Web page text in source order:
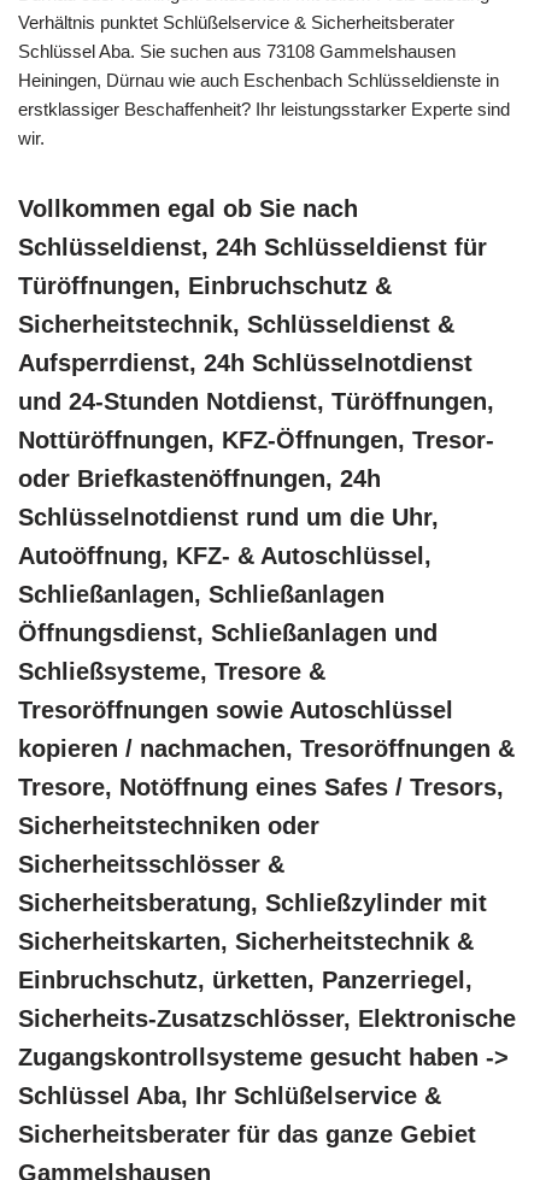
Verhältnis punktet Schlüßelservice & Sicherheitsberater
Schlüssel Aba. Sie suchen aus 73108 Gammelshausen
Heiningen, Dürnau wie auch Eschenbach Schlüsseldienste in
erstklassiger Beschaffenheit? Ihr leistungsstarker Experte sind
wir.
Vollkommen egal ob Sie nach
Schlüsseldienst, 24h Schlüsseldienst für
Türöffnungen, Einbruchschutz &
Sicherheitstechnik, Schlüsseldienst &
Aufsperrdienst, 24h Schlüsselnotdienst
und 24-Stunden Notdienst, Türöffnungen,
Nottüröffnungen, KFZ-Öffnungen, Tresor-
oder Briefkastenöffnungen, 24h
Schlüsselnotdienst rund um die Uhr,
Autoöffnung, KFZ- & Autoschlüssel,
Schließanlagen, Schließanlagen
Öffnungsdienst, Schließanlagen und
Schließsysteme, Tresore &
Tresoröffnungen sowie Autoschlüssel
kopieren / nachmachen, Tresoröffnungen &
Tresore, Notöffnung eines Safes / Tresors,
Sicherheitstechniken oder
Sicherheitsschlösser &
Sicherheitsberatung, Schließzylinder mit
Sicherheitskarten, Sicherheitstechnik &
Einbruchschutz, ürketten, Panzerriegel,
Sicherheits-Zusatzschlösser, Elektronische
Zugangskontrollsysteme gesucht haben ->
Schlüssel Aba, Ihr Schlüßelservice &
Sicherheitsberater für das ganze Gebiet
Gammelshausen